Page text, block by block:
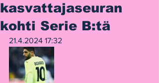
kasvattajaseuran
kohti Serie B:tä
21.4.2024 17:32